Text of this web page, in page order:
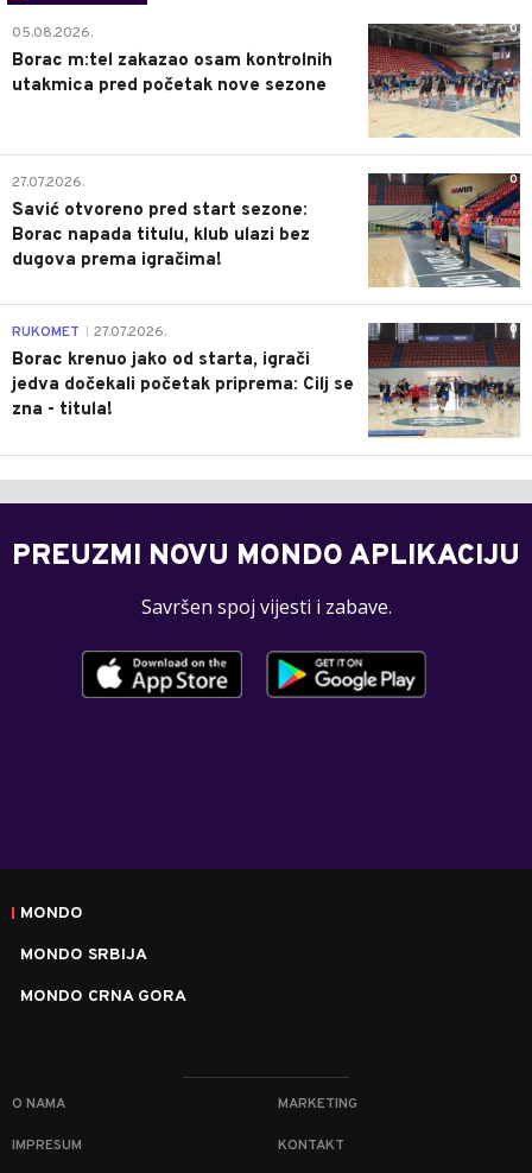
0
05.08.2026.
Borac m:tel zakazao osam kontrolnih
utakmica pred početak nove sezone
0
27.07.2026.
Savić otvoreno pred start sezone:
Borac napada titulu, klub ulazi bez
dugova prema igračima!
0
RUKOMET 27.07.2026.
Borac krenuo jako od starta, igrači
jedva dočekali početak priprema: Cilj se
zna - titula!
PREUZMI NOVU MONDO APLIKACIJU
Savršen spoj vijesti i zabave.
MONDO
MONDO SRBIJA
MONDO CRNA GORA
O NAMA MARKETING
IMPRESUM KONTAKT